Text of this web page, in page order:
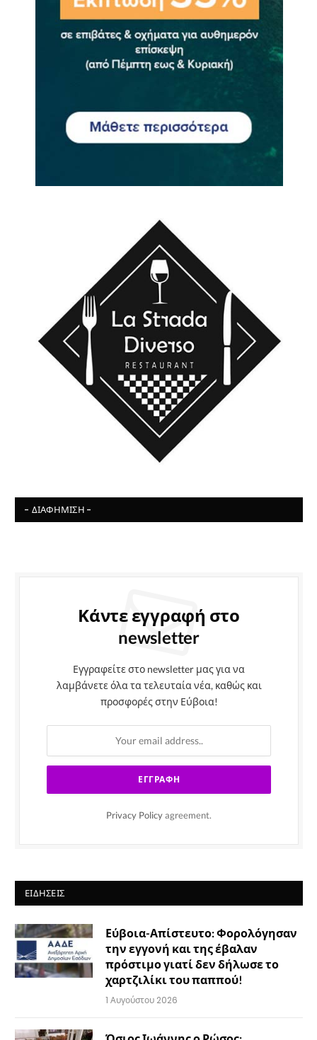
- ΔΙΑΦΉΜΙΣΗ -
Κάντε εγγραφή στο
newsletter
Εγγραφείτε στο newsletter μας για να
λαμβάνετε όλα τα τελευταία νέα, καθώς και
προσφορές στην Εύβοια!
Privacy Policy agreement.
ΕΙΔΉΣΕΙΣ
Εύβοια-Απίστευτο: Φορολόγησαν
την εγγονή και της έβαλαν
πρόστιμο γιατί δεν δήλωσε το
χαρτζιλίκι του παππού!
1 Αυγούστου 2026